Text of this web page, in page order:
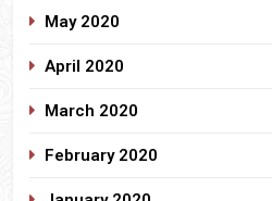
May 2020
April 2020
March 2020
February 2020